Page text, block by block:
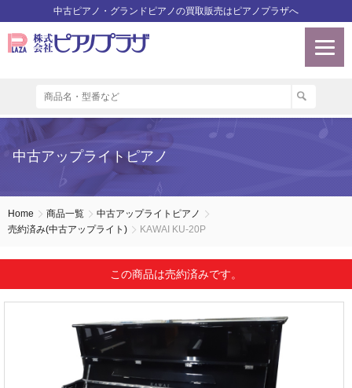
中古ピアノ・グランドピアノの買取販売はピアノプラザへ
中古アップライトピアノ
Home 商品一覧
中古アップライトピアノ
売約済み(中古アップライト)
KAWAI KU-20P
この商品は売約済みです。